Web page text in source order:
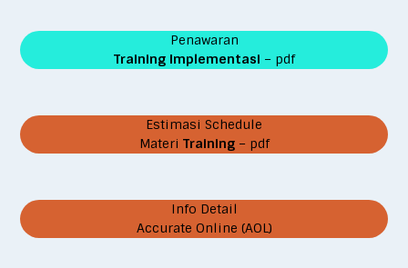
Penawaran
Training Implementasi – pdf
Estimasi Schedule
Materi Training – pdf
Info Detail
Accurate Online (AOL)